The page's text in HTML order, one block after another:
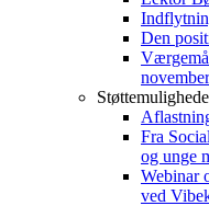
Den
Fra
og unge
Webinar
ved